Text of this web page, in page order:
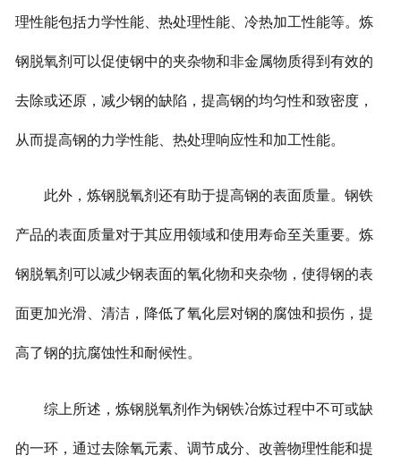
理性能包括力学性能、热处理性能、冷热加工性能等。炼
钢脱氧剂可以促使钢中的夹杂物和非金属物质得到有效的
去除或还原，减少钢的缺陷，提高钢的均匀性和致密度，
从而提高钢的力学性能、热处理响应性和加工性能。
此外，炼钢脱氧剂还有助于提高钢的表面质量。钢铁
产品的表面质量对于其应用领域和使用寿命至关重要。炼
钢脱氧剂可以减少钢表面的氧化物和夹杂物，使得钢的表
面更加光滑、清洁，降低了氧化层对钢的腐蚀和损伤，提
高了钢的抗腐蚀性和耐候性。
综上所述，炼钢脱氧剂作为钢铁冶炼过程中不可或缺
的一环，通过去除氧元素、调节成分、改善物理性能和提